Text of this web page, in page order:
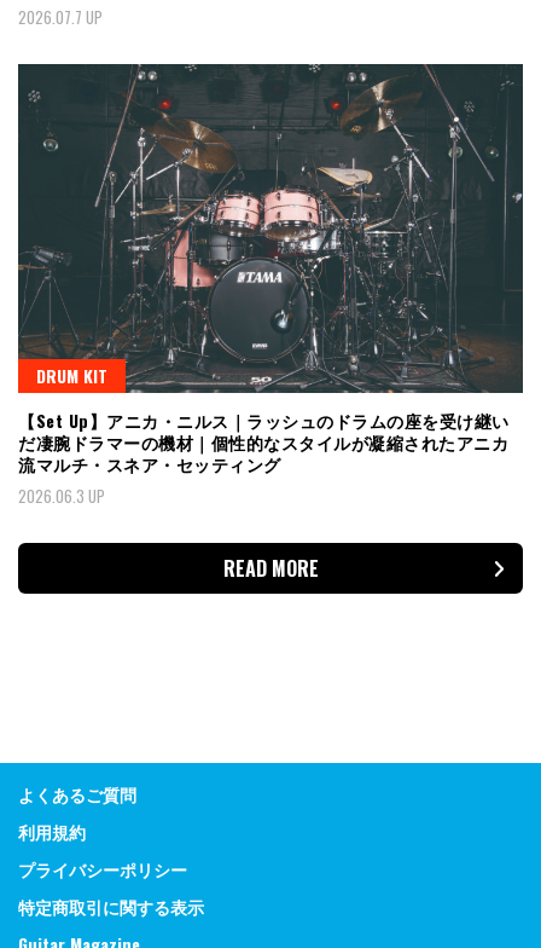
2026.07.7 UP
DRUM KIT
【Set Up】アニカ・ニルス｜ラッシュのドラムの座を受け継い
だ凄腕ドラマーの機材｜個性的なスタイルが凝縮されたアニカ
流マルチ・スネア・セッティング
2026.06.3 UP
READ MORE
よくあるご質問
利用規約
プライバシーポリシー
特定商取引に関する表示